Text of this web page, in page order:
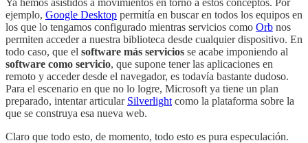
ejemplo, Google Desktop permitía en buscar en todos los equipos en
los que lo tengamos configurado mientras servicios como Orb nos
permiten acceder a nuestra biblioteca desde cualquier dispositivo. En
todo caso, que el software más servicios se acabe imponiendo al
software como servicio, que supone tener las aplicaciones en
remoto y acceder desde el navegador, es todavía bastante dudoso.
Para el escenario en que no lo logre, Microsoft ya tiene un plan
preparado, intentar articular Silverlight como la plataforma sobre la
que se construya esa nueva web.
Claro que todo esto, de momento, todo esto es pura especulación.